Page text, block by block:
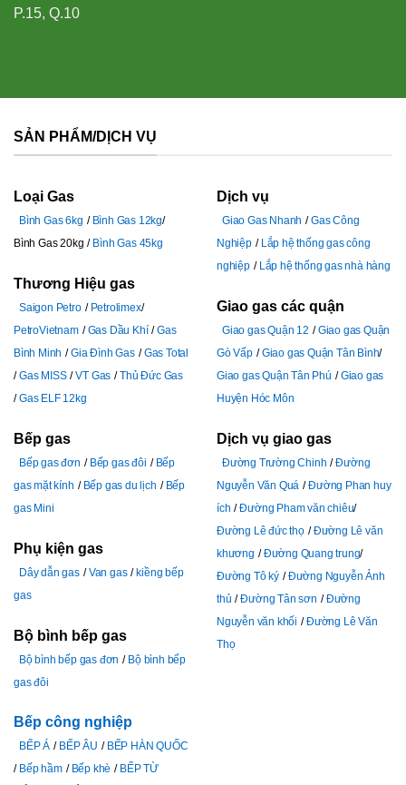
P.15, Q.10
SẢN PHẨM/DỊCH VỤ
Loại Gas
Bình Gas 6kg
Bình Gas 12kg
Bình Gas 20kg
Bình Gas 45kg
Thương Hiệu gas
Saigon Petro
Petrolimex
PetroVietnam
Gas Dầu Khí
Gas
Bình Minh
Gia Đình Gas
Gas Total
Gas MISS
VT Gas
Thủ Đức Gas
Gas ELF 12kg
Bếp gas
Bếp gas đơn Bếp gas đôi
Bếp
gas mặt kính
Bếp gas du lịch
Bếp
gas Mini
Phụ kiện gas
Dây dẫn gas Van gas
kiềng bếp
gas
Bộ bình bếp gas
Bộ bình bếp gas đơn
Bộ bình bếp
gas đôi
Bếp công nghiệp
BẾP Á BẾP ÂU
BẾP HÀN QUỐC
Bếp hầm
Bếp khè
BẾP TỪ
Dịch vụ
Giao Gas Nhanh
Gas Công
Nghiệp
Lắp hệ thống gas công
nghiệp
Lắp hệ thống gas nhà hàng
Giao gas các quận
Giao gas Quận 12
Giao gas Quận
Gò Vấp
Giao gas Quận Tân Bình
Giao gas Quận Tân Phú
Giao gas
Huyện Hóc Môn
Dịch vụ giao gas
Đường Trường Chinh
Đường
Nguyễn Văn Quá
Đường Phan huy
ích
Đường Pham văn chiêu
Đường Lê đức thọ
Đường Lê văn
khương
Đường Quang trung
Đường Tô ký
Đường Nguyễn Ảnh
thủ
Đường Tân sơn
Đường
Nguyễn văn khối
Đường Lê Văn
Thọ